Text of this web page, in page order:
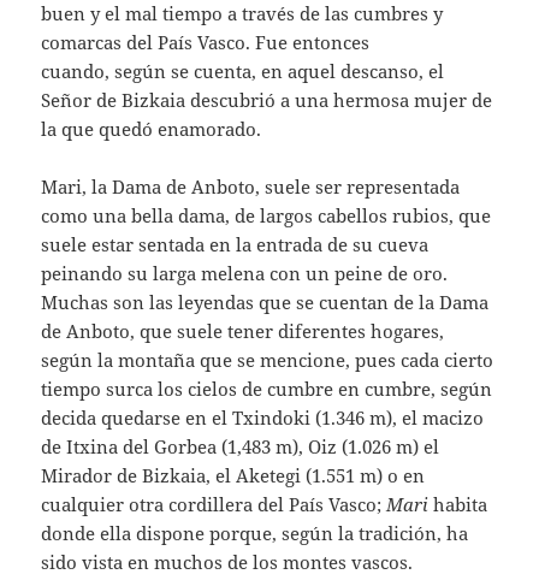
buen y el mal tiempo a través de las cumbres y
comarcas del País Vasco. Fue entonces
cuando, según se cuenta, en aquel descanso, el
Señor de Bizkaia descubrió a una hermosa mujer de
la que quedó enamorado.
Mari, la Dama de Anboto, suele ser representada
como una bella dama, de largos cabellos rubios, que
suele estar sentada en la entrada de su cueva
peinando su larga melena con un peine de oro.
Muchas son las leyendas que se cuentan de la Dama
de Anboto, que suele tener diferentes hogares,
según la montaña que se mencione, pues cada cierto
tiempo surca los cielos de cumbre en cumbre, según
decida quedarse en el Txindoki (1.346 m), el macizo
de Itxina del Gorbea (1,483 m), Oiz (1.026 m) el
Mirador de Bizkaia, el Aketegi (1.551 m) o en
cualquier otra cordillera del País Vasco;Mari habita
donde ella dispone porque, según la tradición, ha
sido vista en muchos de los montes vascos.